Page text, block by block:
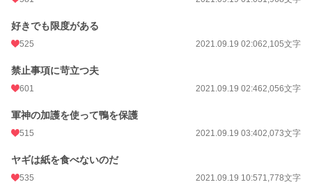
好きでも限度がある
525 2021.09.19 02:062,105文字
禁止事項に苛立つ夫
601 2021.09.19 02:462,056文字
軍神の加護を使って鴨を保護
515 2021.09.19 03:402,073文字
ヤギは紙を食べないのだ
535 2021.09.19 10:571,778文字